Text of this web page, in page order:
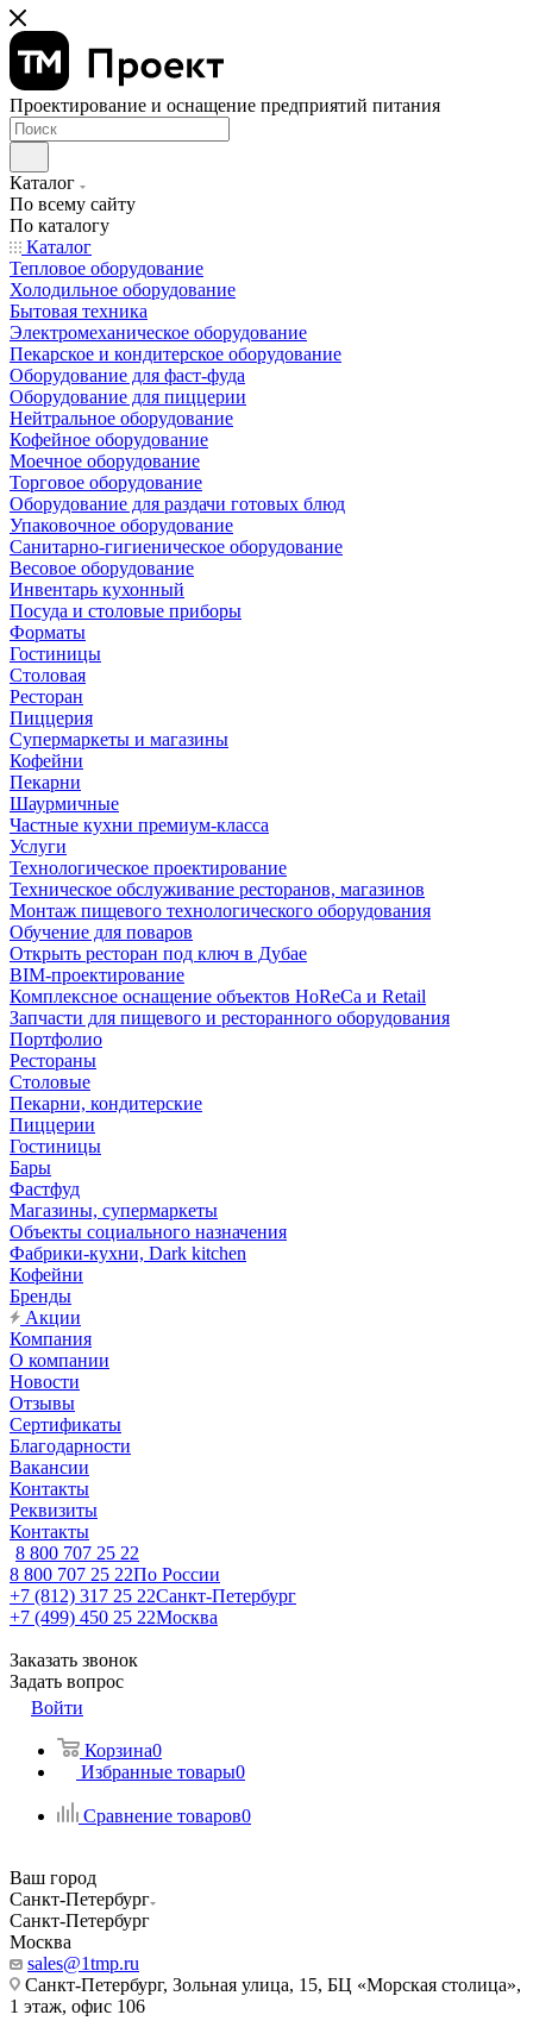
Проектирование и оснащение предприятий питания
Каталог
По всему сайту
По каталогу
Каталог
Тепловое оборудование
Холодильное оборудование
Бытовая техника
Электромеханическое оборудование
Пекарское и кондитерское оборудование
Оборудование для фаст-фуда
Оборудование для пиццерии
Нейтральное оборудование
Кофейное оборудование
Моечное оборудование
Торговое оборудование
Оборудование для раздачи готовых блюд
Упаковочное оборудование
Санитарно-гигиеническое оборудование
Весовое оборудование
Инвентарь кухонный
Посуда и столовые приборы
Форматы
Гостиницы
Столовая
Ресторан
Пиццерия
Супермаркеты и магазины
Кофейни
Пекарни
Шаурмичные
Частные кухни премиум-класса
Услуги
Технологическое проектирование
Техническое обслуживание ресторанов, магазинов
Монтаж пищевого технологического оборудования
Обучение для поваров
Открыть ресторан под ключ в Дубае
BIM-проектирование
Комплексное оснащение объектов HoReCa и Retail
Запчасти для пищевого и ресторанного оборудования
Портфолио
Рестораны
Столовые
Пекарни, кондитерские
Пиццерии
Гостиницы
Бары
Фастфуд
Магазины, супермаркеты
Объекты социального назначения
Фабрики-кухни, Dark kitchen
Кофейни
Бренды
Акции
Компания
О компании
Новости
Отзывы
Сертификаты
Благодарности
Вакансии
Контакты
Реквизиты
Контакты
8 800 707 25 22
8 800 707 25 22По России
+7 (812) 317 25 22Санкт-Петербург
+7 (499) 450 25 22Москва
Заказать звонок
Задать вопрос
Войти
Корзина0
Избранные товары0
Сравнение товаров0
Ваш город
Санкт-Петербург
Санкт-Петербург
Москва
sales@1tmp.ru
Санкт-Петербург, Зольная улица, 15, БЦ «Морская столица»,
1 этаж, офис 106